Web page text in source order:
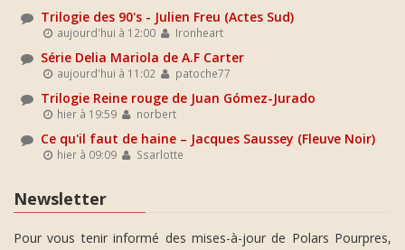
Trilogie des 90's - Julien Freu (Actes Sud)
aujourd'hui à 12:00 Ironheart
Série Delia Mariola de A.F Carter
aujourd'hui à 11:02 patoche77
Trilogie Reine rouge de Juan Gómez-Jurado
hier à 19:59 norbert
Ce qu'il faut de haine – Jacques Saussey (Fleuve Noir)
hier à 09:09 Ssarlotte
Newsletter
Pour vous tenir informé des mises-à-jour de Polars Pourpres,